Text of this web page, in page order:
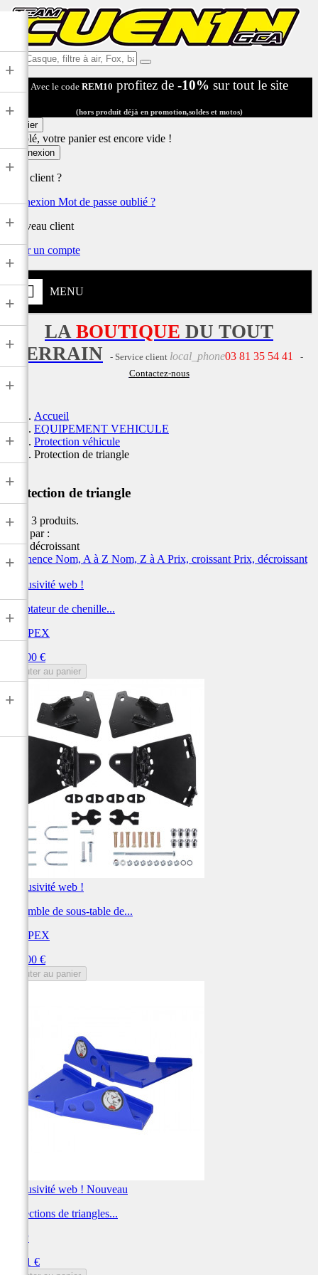
Ex:
Casque,
filtre
air,
Fox,
...
Avec le code REM10 profitez de -10% sur tout le site
(hors produit déjà en promotion,soldes et motos)
Panier
Désolé, votre panier est encore vide !
Connexion
Déjà client ?
Connexion Mot de passe oublié ?
Nouveau client
Créer un compte
MENU
+
+
+
+
+
+
+
+
+
+
+
+
+
+
LA BOUTIQUE DU TOUT
TERRAIN
- Service client local_phone03 81 35 54 41
-
Contactez-nous
Accueil
EQUIPEMENT VEHICULE
Protection véhicule
Protection de triangle
Protection de triangle
Il y a 3 produits.
Trier par :
Prix, décroissant
Pertinence Nom, A à Z Nom, Z à A Prix, croissant Prix, décroissant
Exclusivité web !
Adaptateur de chenille...
KIMPEX
789,00 €
Ajouter au panier
Exclusivité web !
Ensemble de sous-table de...
KIMPEX
699,00 €
Ajouter au panier
Exclusivité web ! Nouveau
Protections de triangles...
AXP
95,01 €